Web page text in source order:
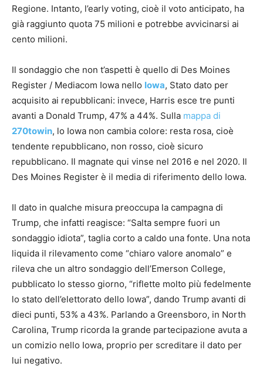
Regione. Intanto, l’early voting, cioè il voto anticipato, ha
già raggiunto quota 75 milioni e potrebbe avvicinarsi ai
cento milioni.
Il sondaggio che non t’aspetti è quello di Des Moines
Register / Mediacom Iowa nello Iowa, Stato dato per
acquisito ai repubblicani: invece, Harris esce tre punti
avanti a Donald Trump, 47% a 44%. Sulla mappa di
270towin, lo Iowa non cambia colore: resta rosa, cioè
tendente repubblicano, non rosso, cioè sicuro
repubblicano. Il magnate qui vinse nel 2016 e nel 2020. Il
Des Moines Register è il media di riferimento dello Iowa.
Il dato in qualche misura preoccupa la campagna di
Trump, che infatti reagisce: “Salta sempre fuori un
sondaggio idiota”, taglia corto a caldo una fonte. Una nota
liquida il rilevamento come “chiaro valore anomalo” e
rileva che un altro sondaggio dell’Emerson College,
pubblicato lo stesso giorno, “riflette molto più fedelmente
lo stato dell’elettorato dello Iowa”, dando Trump avanti di
dieci punti, 53% a 43%. Parlando a Greensboro, in North
Carolina, Trump ricorda la grande partecipazione avuta a
un comizio nello Iowa, proprio per screditare il dato per
lui negativo.